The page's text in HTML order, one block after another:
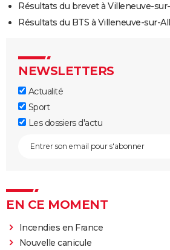
Résultats du brevet à Villeneuve-
Résultats du BTS à Villeneuve-sur-
NEWSLETTERS
Actualité
Sport
Les dossiers d'actu
EN CE MOMENT
Incendies en France
Nouvelle canicule